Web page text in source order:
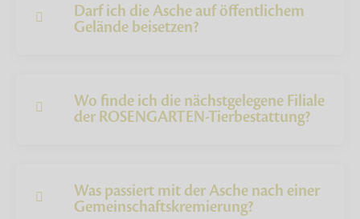
Darf ich die Asche auf öffentlichem
Gelände beisetzen?
Wo finde ich die nächstgelegene Filiale
der ROSENGARTEN-Tierbestattung?
Was passiert mit der Asche nach einer
Gemeinschaftskremierung?